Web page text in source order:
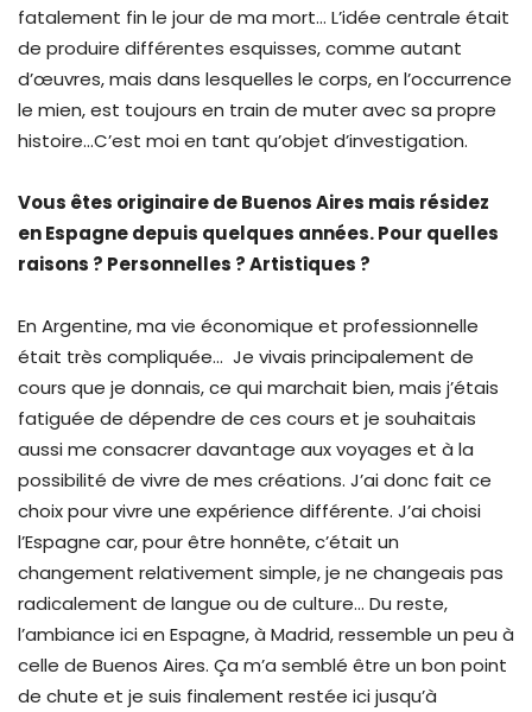
fatalement fin le jour de ma mort… L’idée centrale était
de produire différentes esquisses, comme autant
d’œuvres, mais dans lesquelles le corps, en l’occurrence
le mien, est toujours en train de muter avec sa propre
histoire…C’est moi en tant qu’objet d’investigation.
Vous êtes originaire de Buenos Aires mais résidez
en Espagne depuis quelques années. Pour quelles
raisons ? Personnelles ? Artistiques ?
En Argentine, ma vie économique et professionnelle
était très compliquée… Je vivais principalement de
cours que je donnais, ce qui marchait bien, mais j’étais
fatiguée de dépendre de ces cours et je souhaitais
aussi me consacrer davantage aux voyages et à la
possibilité de vivre de mes créations. J’ai donc fait ce
choix pour vivre une expérience différente. J’ai choisi
l’Espagne car, pour être honnête, c’était un
changement relativement simple, je ne changeais pas
radicalement de langue ou de culture… Du reste,
l’ambiance ici en Espagne, à Madrid, ressemble un peu à
celle de Buenos Aires. Ça m’a semblé être un bon point
de chute et je suis finalement restée ici jusqu’à